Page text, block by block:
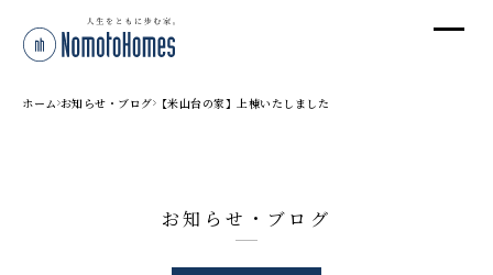
ホーム お知らせ・ブログ 【米山台の家】上棟いたしました
お知らせ・ブログ